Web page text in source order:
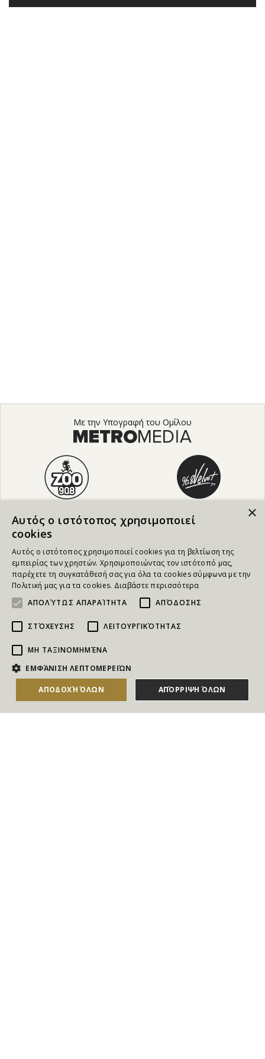
ΑΓΟΡΑΣΕ ΤΟ
Με την Υπογραφή του Ομίλου
NEWSLETTER
Για να ενημερώνεστε άμεσα για τους Διαγωνισμούς, τα
Δώρα, τις Νέες Προσφορές & τις Νέες Δωροεπιταγές
×
Αυτός ο ιστότοπος χρησιμοποιεί
cookies
Αυτός ο ιστότοπος χρησιμοποιεί cookies για τη βελτίωση της
εμπειρίας των χρηστών. Χρησιμοποιώντας τον ιστότοπό μας,
παρέχετε τη συγκατάθεσή σας για όλα τα cookies σύμφωνα με την
Πολιτική μας για τα cookies. Διαβάστε περισσότερα
ΑΠΟΛΎΤΩΣ ΑΠΑΡΑΊΤΗΤΑ
ΑΠΌΔΟΣΗΣ
ΣΤΌΧΕΥΣΗΣ ΛΕΙΤΟΥΡΓΙΚΌΤΗΤΑΣ
ΜΗ ΤΑΞΙΝΟΜΗΜΈΝΑ
ΕΜΦΆΝΙΣΗ ΛΕΠΤΟΜΕΡΕΙΏΝ
ΑΠΟΔΟΧΉ ΌΛΩΝ ΑΠΌΡΡΙΨΗ ΌΛΩΝ